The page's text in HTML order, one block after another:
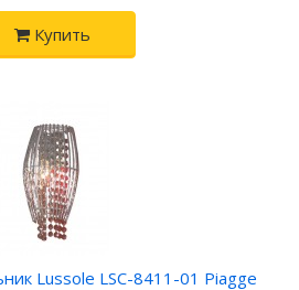
Купить
Lussole LSC-8411-01 Piagge